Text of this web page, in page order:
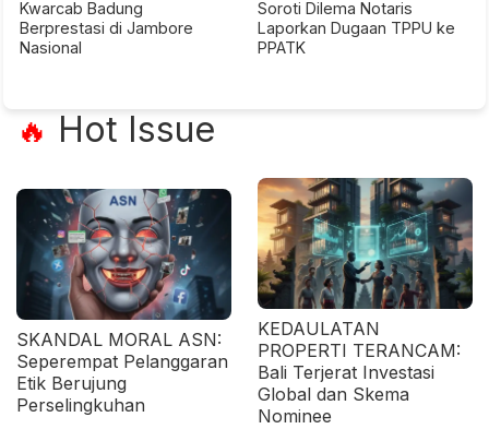
Kwarcab Badung
Berprestasi di Jambore
Nasional
Soroti Dilema Notaris
Laporkan Dugaan TPPU ke
PPATK
🔥 Hot Issue
SKANDAL MORAL ASN:
Seperempat Pelanggaran
Etik Berujung
Perselingkuhan
KEDAULATAN
PROPERTI TERANCAM:
Bali Terjerat Investasi
Global dan Skema
Nominee